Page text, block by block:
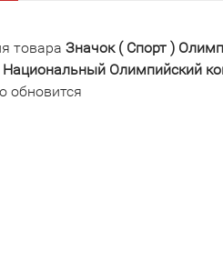
товара Значок ( Спорт )
Олимпийский
обновится